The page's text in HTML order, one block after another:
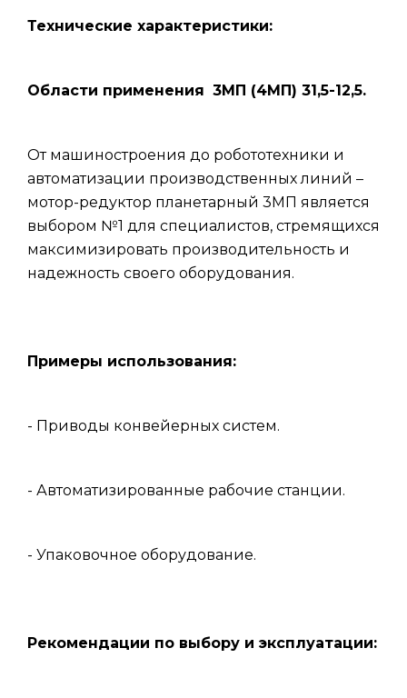
Технические характеристики:
Области применения 3МП (4МП) 31,5-12,5.
От машиностроения до робототехники и
автоматизации производственных линий –
мотор-редуктор планетарный 3МП является
выбором №1 для специалистов, стремящихся
максимизировать производительность и
надежность своего оборудования.
Примеры использования:
- Приводы конвейерных систем.
- Автоматизированные рабочие станции.
- Упаковочное оборудование.
Рекомендации по выбору и эксплуатации: